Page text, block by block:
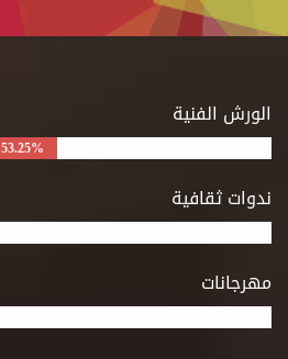
الورش الفنية
53.25%
ندوات ثقافية
مهرجانات